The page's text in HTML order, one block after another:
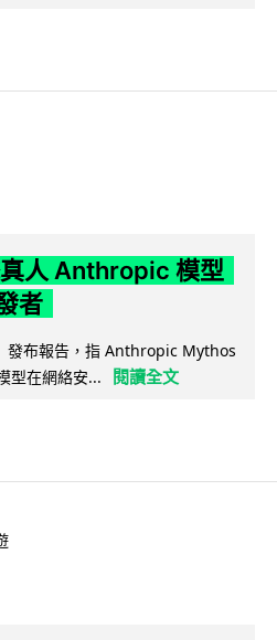
人 Anthropic 模型
者
發布報告，指 Anthropic Mythos
型在網絡安...
閱讀全文